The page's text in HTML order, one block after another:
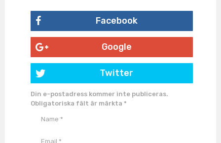
Facebook
Google
Twitter
Din e-postadress kommer inte publiceras.
Obligatoriska fält är märkta *